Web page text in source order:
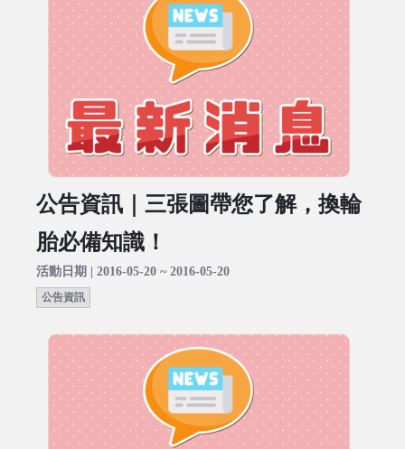
公告資訊｜三張圖帶您了解，換輪
胎必備知識！
活動日期 | 2016-05-20 ~ 2016-05-20
公告資訊